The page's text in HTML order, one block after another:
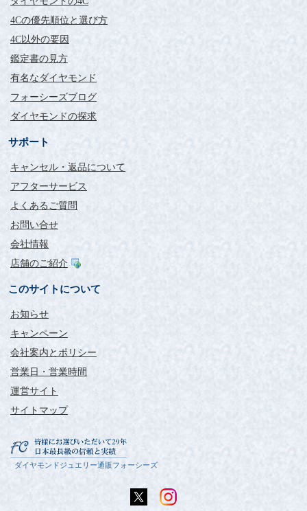
4Cの優先順位と選び方
4C以外の要因
鑑定書の見方
有名なダイヤモンド
フォーシーズブログ
ダイヤモンドの探求
サポート
キャンセル・返品について
アフターサービス
よくあるご質問
お問い合せ
会社情報
店舗のご紹介
このサイトについて
お知らせ
キャンペーン
会社案内とポリシー
営業日・営業時間
運営サイト
サイトマップ
ダイヤモンドジュエリー通販フォーシーズ